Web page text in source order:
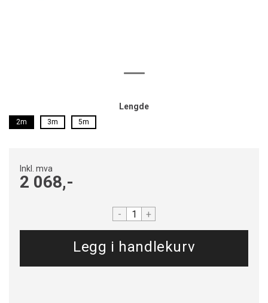
Lengde
2m 3m 5m
Inkl. mva
2 068,-
- +